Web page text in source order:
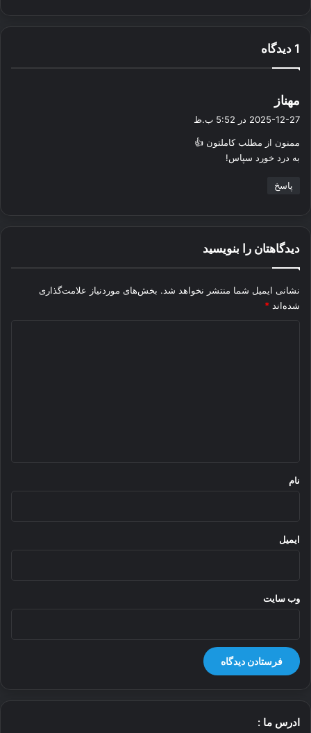
1 دیدگاه
مهناز
2025-12-27 در 5:52 ب.ظ
ممنون از مطلب کاملتون 👍
به درد خورد سپاس!
پاسخ
دیدگاهتان را بنویسید
نشانی ایمیل شما منتشر نخواهد شد. بخش‌های موردنیاز علامت‌گذاری
شده‌اند *
نام
ایمیل
وب‌ سایت
ادرس ما :